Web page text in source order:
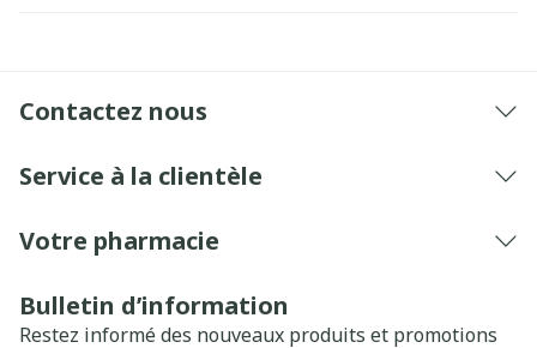
Contactez nous
Service à la clientèle
Votre pharmacie
Bulletin d’information
Restez informé des nouveaux produits et promotions